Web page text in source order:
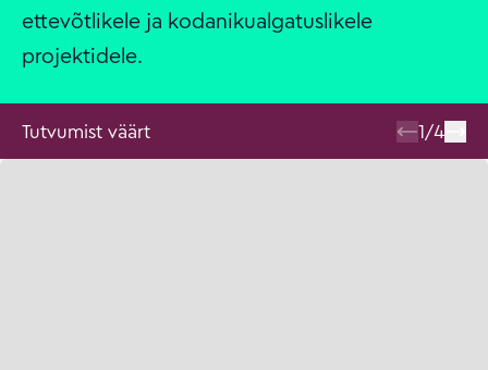
ettevõtlikele ja kodanikualgatuslikele
projektidele.
Tutvumist väärt 1/4